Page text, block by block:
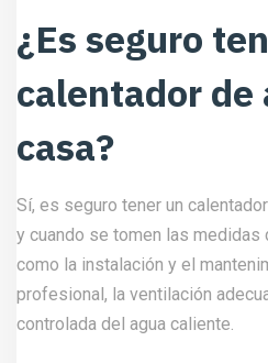
¿Es seguro
calentador de
casa?
Sí, es seguro tener un
y cuando se tomen las medidas
como la instalación y el
profesional, la ventilación
controlada del agua caliente.